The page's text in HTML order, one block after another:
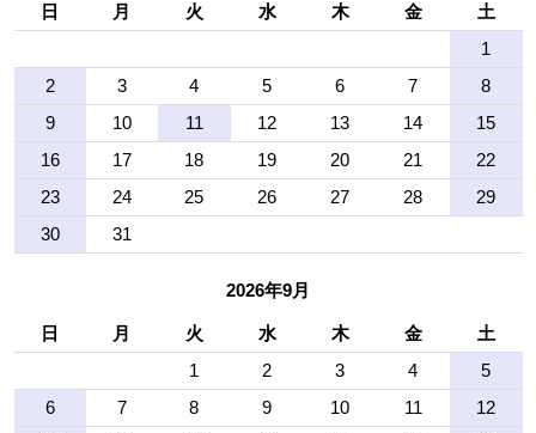
日 月 火 水 木 金
土
1
2
3 4 5 6 7
8
9
10 11 12 13 14
15
16
17 18 19 20 21
22
23
24 25 26 27 28
29
30
31
2026年9月
日 月 火 水 木 金
土
1
2 3 4
5
6
7 8 9 10 11
12